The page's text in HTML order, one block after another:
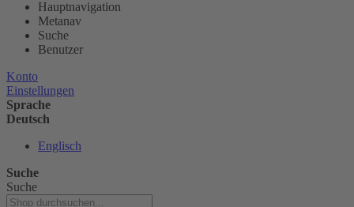
Hauptnavigation
Metanav
Suche
Benutzer
Konto
Einstellungen
Sprache
Deutsch
Englisch
Suche
Suche